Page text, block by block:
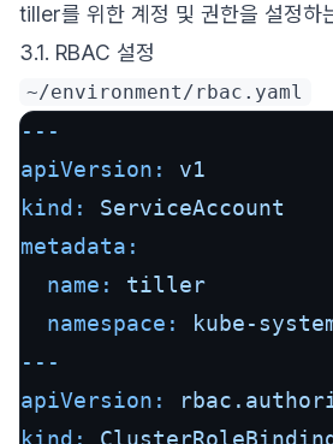
tiller를 위한 계정 및 권한을 설정하
3.1. RBAC 설정
~/environment/rbac.yaml
---
apiVersion:
v1
kind:
ServiceAccount
metadata:
name:
tiller
namespace:
kube-
---
apiVersion:
kind: